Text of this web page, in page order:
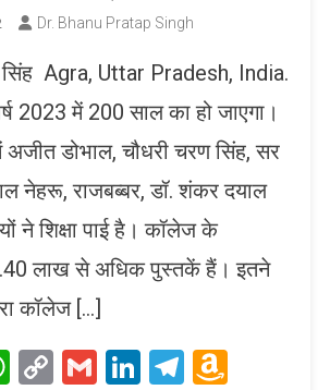
Dr. Bhanu Pratap Singh
सिंह Agra, Uttar Pradesh, India.
2023 में 200 साल का हो जाएगा।
डोभाल, चौधरी चरण सिंह, सर
नेहरू, राजबब्बर, डॉ. शंकर दयाल
ने शिक्षा पाई है। कॉलेज के
लाख से अधिक पुस्तकें हैं। इतने
कॉलेज […]
WhatsApp
CopyGmailLinkedIn
Telegram